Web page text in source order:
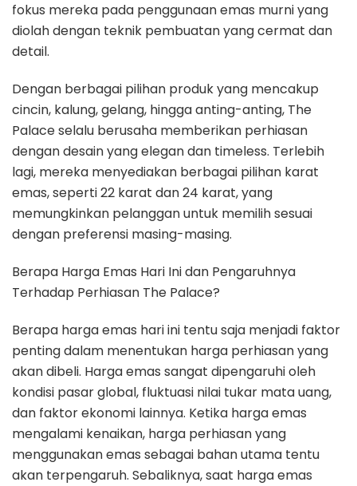
fokus mereka pada penggunaan emas murni yang
diolah dengan teknik pembuatan yang cermat dan
detail.
Dengan berbagai pilihan produk yang mencakup
cincin, kalung, gelang, hingga anting-anting, The
Palace selalu berusaha memberikan perhiasan
dengan desain yang elegan dan timeless. Terlebih
lagi, mereka menyediakan berbagai pilihan karat
emas, seperti 22 karat dan 24 karat, yang
memungkinkan pelanggan untuk memilih sesuai
dengan preferensi masing-masing.
Berapa Harga Emas Hari Ini dan Pengaruhnya
Terhadap Perhiasan The Palace?
Berapa harga emas hari ini tentu saja menjadi faktor
penting dalam menentukan harga perhiasan yang
akan dibeli. Harga emas sangat dipengaruhi oleh
kondisi pasar global, fluktuasi nilai tukar mata uang,
dan faktor ekonomi lainnya. Ketika harga emas
mengalami kenaikan, harga perhiasan yang
menggunakan emas sebagai bahan utama tentu
akan terpengaruh. Sebaliknya, saat harga emas